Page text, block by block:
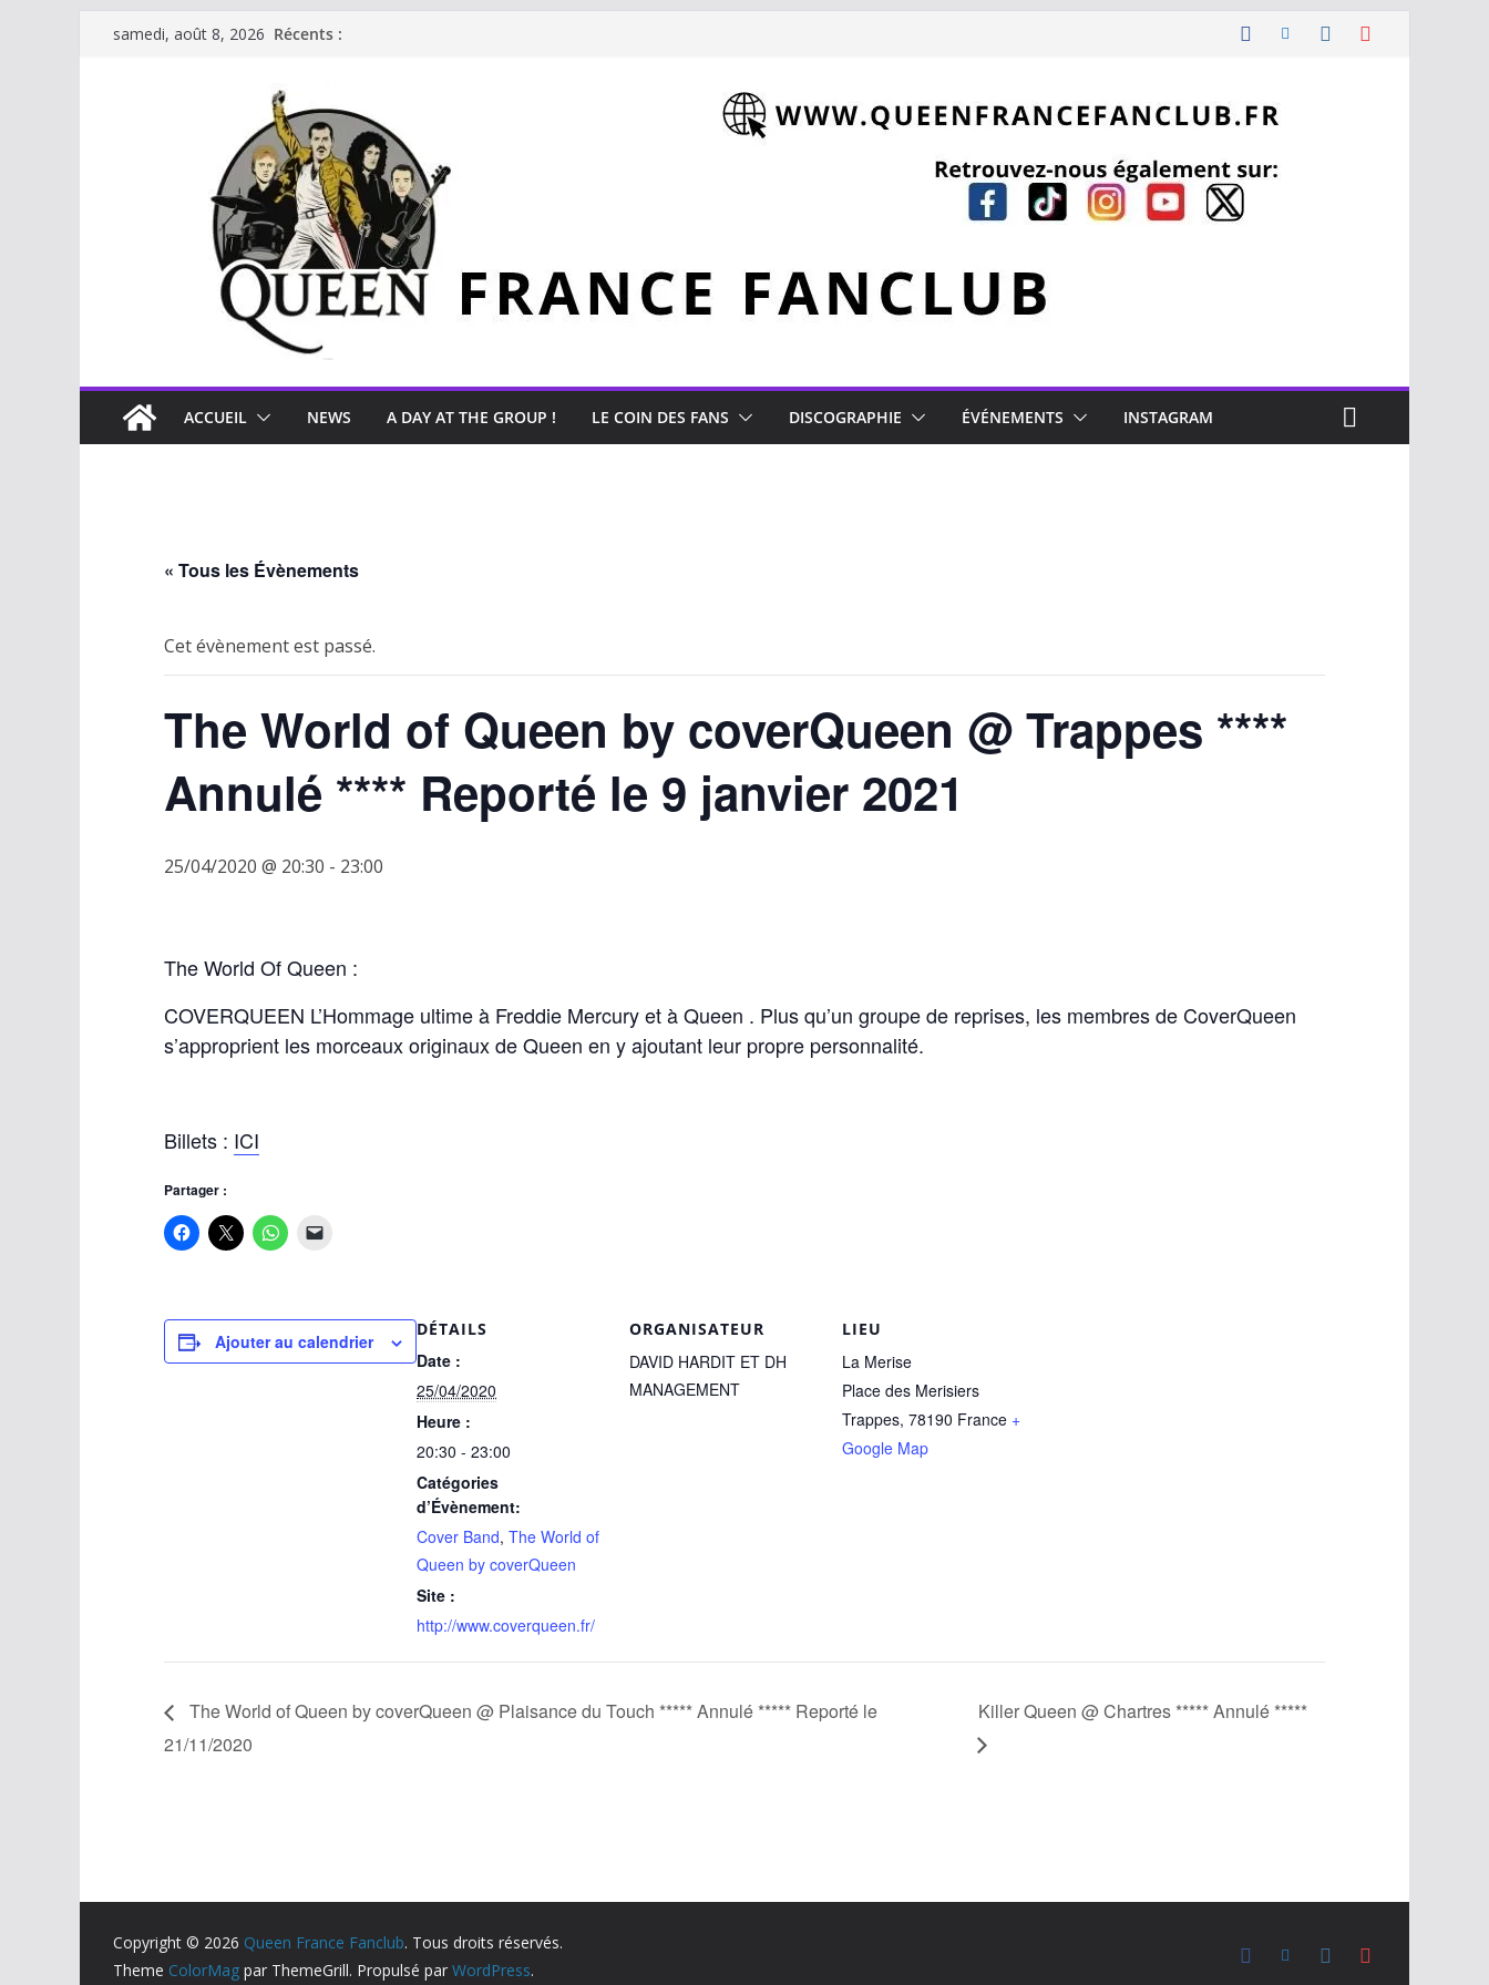
Passersamedi, août 8, 2026 Récents :
ACCUEIL NEWS A DAY AT THE GROUP ! LE COIN DES FANS DISCOGRAPHIE ÉVÉNEMENTS INSTAGRAM
« Tous les Évènements
Cet évènement est passé.
The World of Queen by coverQueen @ Trappes ****
Annulé **** Reporté le 9 janvier 2021
25/04/2020 @ 20:30 - 23:00
The World Of Queen :
COVERQUEEN L’Hommage ultime à Freddie Mercury et à Queen . Plus qu’un groupe de reprises, les membres de CoverQueen
s’approprient les morceaux originaux de Queen en y ajoutant leur propre personnalité.
Billets : ICI
Partager :
Ajouter au calendrier
DÉTAILS
Date :
25/04/2020
Heure :
20:30 - 23:00
Catégories
d’Évènement:
Cover Band, The World of
Queen by coverQueen
Site :
http://www.coverqueen.fr/
ORGANISATEUR
DAVID HARDIT ET DH
MANAGEMENT
LIEU
La Merise
Place des Merisiers
Trappes, 78190 France +
Google Map
The World of Queen by coverQueen @ Plaisance du Touch ***** Annulé ***** Reporté le
21/11/2020
Killer Queen @ Chartres ***** Annulé *****
Copyright © 2026 Queen France Fanclub. Tous droits réservés.
Theme ColorMag par ThemeGrill. Propulsé par WordPress.